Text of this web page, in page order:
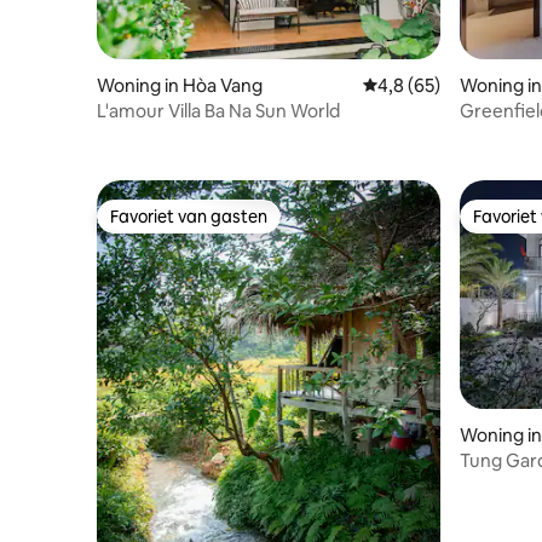
Woning in Hòa Vang Gemiddelde
4,8 (65)
L'amour Villa Ba Na Sun World
Woning
Favoriet van gasten
Favoriet van gasten
Woning
Tung